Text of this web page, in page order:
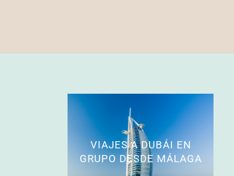
VIAJES A DUBÁI EN
GRUPO DESDE MÁLAGA